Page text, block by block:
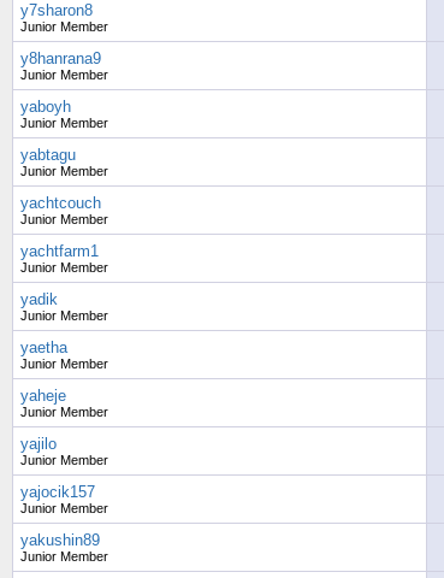
y7sharon8
Junior Member
y8hanrana9
Junior Member
yaboyh
Junior Member
yabtagu
Junior Member
yachtcouch
Junior Member
yachtfarm1
Junior Member
yadik
Junior Member
yaetha
Junior Member
yaheje
Junior Member
yajilo
Junior Member
yajocik157
Junior Member
yakushin89
Junior Member